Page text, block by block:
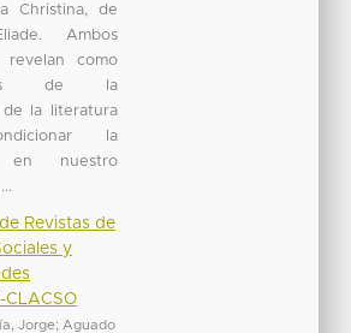
Christina, de
Ambos
como
de la
de la literatura
la
en nuestro
Revistas de
y
CLACSO
Jorge; Aguado